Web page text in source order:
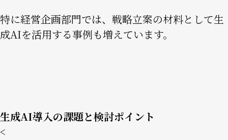
特に経営企画部門では、戦略立案の材料として生
成AIを活用する事例も増えています。
生成AI導入の課題と検討ポイント
<